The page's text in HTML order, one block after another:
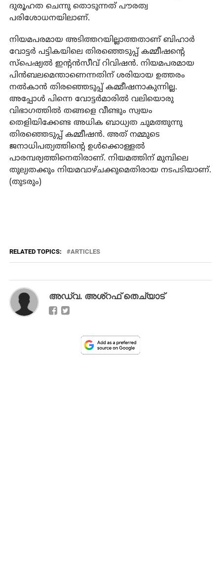
ദുരൂഹത ചെന്നു തൊടുന്നത് പൗരത്വ
പരിശോധനയിലാണ്.
നിയമപരമായ അടിത്തറയില്ലാത്തതാണ് ബിഹാര്‍
വോട്ടര്‍ പട്ടികയിലെ തിരഞ്ഞെടുപ്പ് കമ്മീഷന്റെ
സ്‌പെഷ്യല്‍ ഇന്റന്‍സീവ് റിവിഷന്‍. നിയമപരമായ
പിന്‍ബലമെന്താണെന്നതിന് ശരിയായ ഉത്തരം
നല്‍കാന്‍ തിരഞ്ഞെടുപ്പ് കമ്മീഷനാകുന്നില്ല.
അപ്പോള്‍ പിന്നെ വോട്ടര്‍മാരില്‍ വലിയൊരു
വിഭാഗത്തില്‍ തങ്ങളെ വീണ്ടും സ്വയം
തെളിയിക്കേണ്ട അധിക ബാധ്യത ചുമത്തുന്നു
തിരഞ്ഞെടുപ്പ് കമ്മീഷന്‍. അത് നമ്മുടെ
ജനാധിപത്യത്തിന്റെ ഉള്‍ക്കൊള്ളല്‍
പാരമ്പര്യത്തിനെതിരാണ്. നിയമത്തിന് മുമ്പിലെ
തുല്യതക്കും നിയമവാഴ്ചക്കുമെതിരായ നടപടിയാണ്.
(തുടരും)
RELATED TOPICS: ARTICLES
അഡ്വ. അശ്‌റഫ് തെച്യാട്